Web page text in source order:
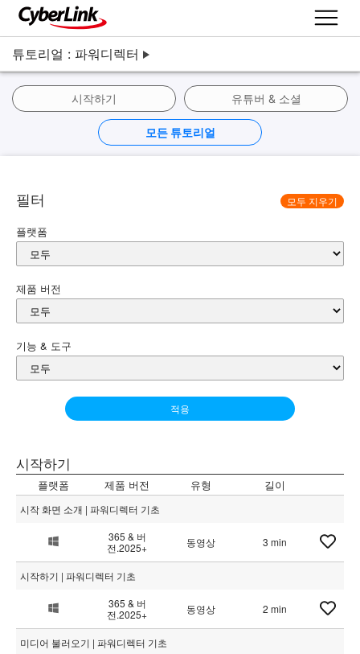
튜토리얼 : 파워디렉터
시작하기 유튜버 & 소셜
모든 튜토리얼
필터 모두 지우기
플랫폼
제품 버전
기능 & 도구
적용
시작하기
플랫폼 제품 버전 유형 길이
시작 화면 소개 | 파워디렉터 기초
365 & 버
전.2025+
동영상 3 min
시작하기 | 파워디렉터 기초
365 & 버
전.2025+
동영상 2 min
미디어 불러오기 | 파워디렉터 기초